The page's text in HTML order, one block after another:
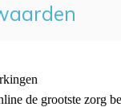
de grootste zorg